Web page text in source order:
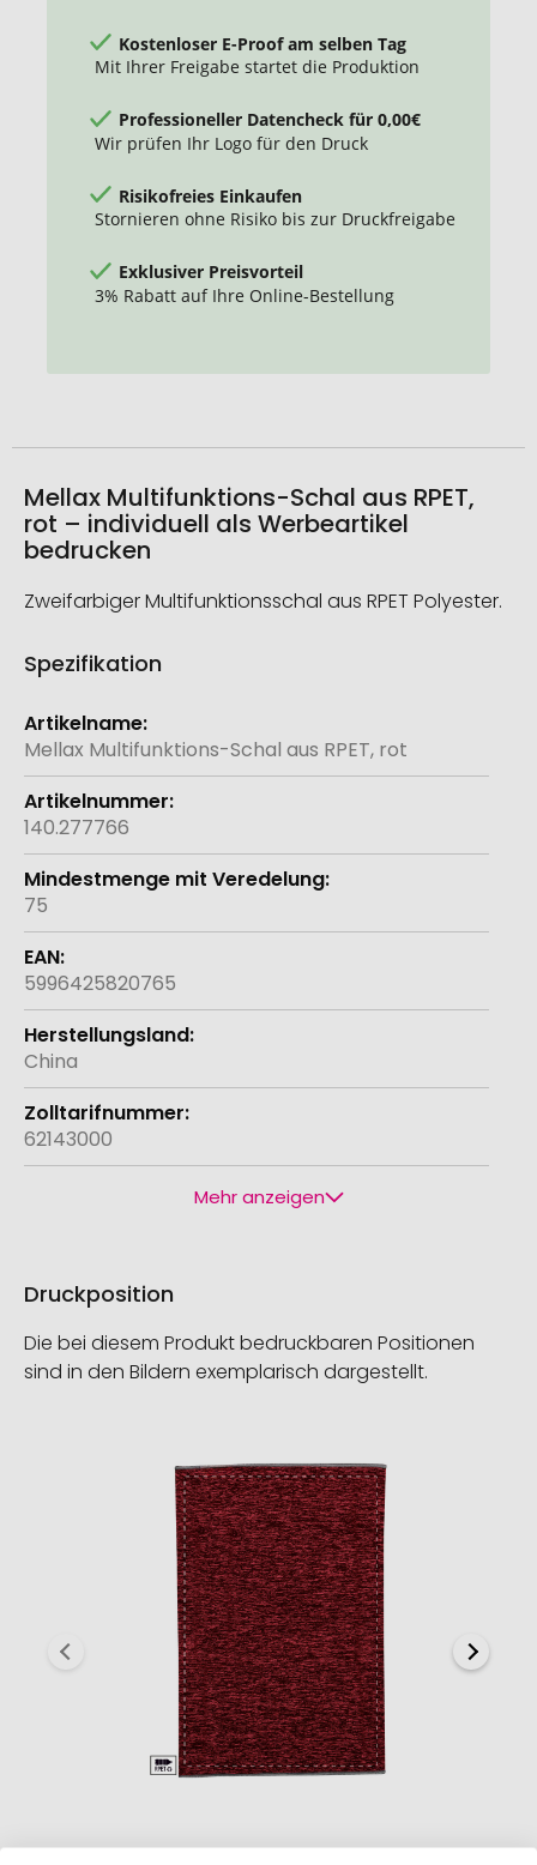
Kostenloser E-Proof am selben Tag
Mit Ihrer Freigabe startet die Produktion
Professioneller Datencheck für 0,00€
Wir prüfen Ihr Logo für den Druck
Risikofreies Einkaufen
Stornieren ohne Risiko bis zur Druckfreigabe
Exklusiver Preisvorteil
3% Rabatt auf Ihre Online-Bestellung
Mellax Multifunktions-Schal aus RPET,
rot – individuell als Werbeartikel
bedrucken
Zweifarbiger Multifunktionsschal aus RPET Polyester.
Spezifikation
Weitere
Informationen
Mellax Multifunktions-Schal aus RPET, rot
140.277766
75
5996425820765
China
62143000
Mehr anzeigen
Druckposition
Die bei diesem Produkt bedruckbaren Positionen
sind in den Bildern exemplarisch dargestellt.